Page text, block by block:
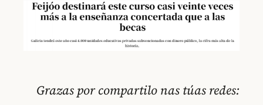
Grazas por compartilo nas túas redes: